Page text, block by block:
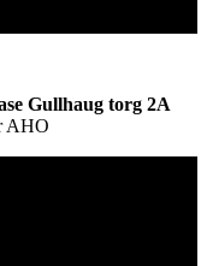
Gullhaug torg 2A
AHO